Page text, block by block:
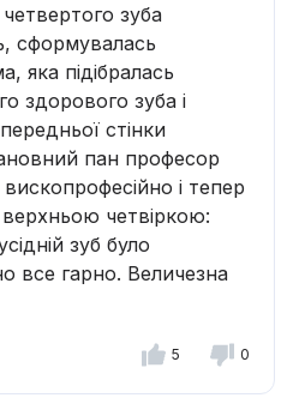
зуба
сформувалась
яка підібралась
здорового зуба і
стінки
пан професор
і тепер
четвіркою:
зуб було
все гарно. Величезна
5 0